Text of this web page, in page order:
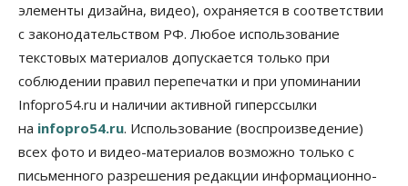
элементы дизайна, видео), охраняется в соответствии
с законодательством РФ. Любое использование
текстовых материалов допускается только при
соблюдении правил перепечатки и при упоминании
Infopro54.ru и наличии активной гиперссылки
на infopro54.ru. Использование (воспроизведение)
всех фото и видео-материалов возможно только с
письменного разрешения редакции информационно-